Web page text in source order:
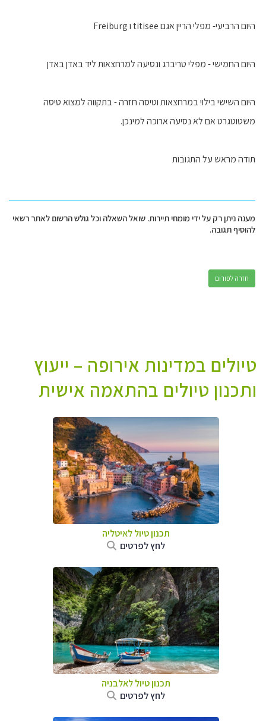
היום הרביעי- מפלי הריין אגם titisee ו Freiburg
היום החמישי - מפלי טריברג ונסיעה למרחצאות ליד באדן באדן
היום השישי בילוי במרחצאות וטיסה חזרה - בתקווה למצוא טיסה
משטוטגרט אם לא נסיעה ארוכה למינכן.
תודה מראש על התגובות
מענה ניתן רק על ידי מומחי תיירות. שואל השאלה וכל גולש הרשום לאתר רשאי
להוסיף תגובה.
חזרה לפורום
טיולים במדינות אירופה – ייעוץ
ותכנון טיולים בהתאמה אישית
תכנון טיול לאיטליה
לחץ לפרטים
תכנון טיול לאלבניה
לחץ לפרטים